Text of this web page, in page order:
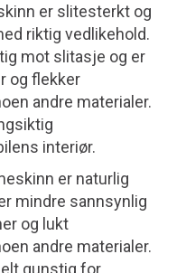
er slitesterkt og
riktig vedlikehold.
mot slitasje og er
og flekker
andre materialer.
interiør.
er naturlig
mindre sannsynlig
og lukt
andre materialer.
gunstig for